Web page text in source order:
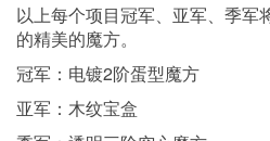
以上每个项目冠军、亚军、季军
的精美的魔方。
冠军：电镀2阶蛋型魔方
亚军：木纹宝盒